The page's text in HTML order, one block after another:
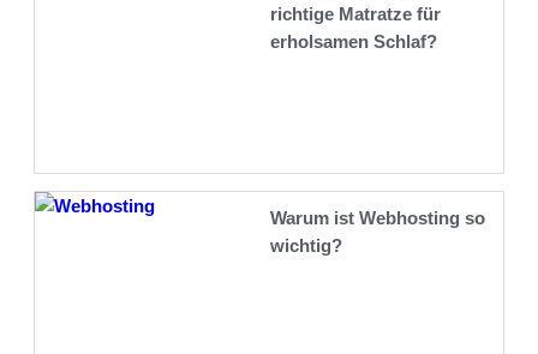
richtige Matratze für
erholsamen Schlaf?
Warum ist Webhosting so
wichtig?